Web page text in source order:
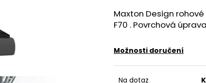
Maxton Design
F70 . Povrchová
Možnosti doručení
Na dotaz